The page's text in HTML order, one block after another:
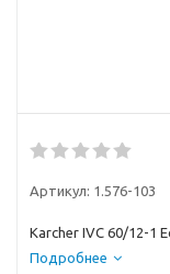
Артикул: 1.576-103
Karcher IVC 60/12-1
Подробнее